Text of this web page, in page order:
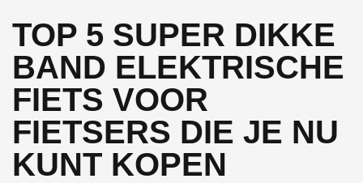
TOP 5 SUPER DIKKE
BAND ELEKTRISCHE
FIETS VOOR
FIETSERS DIE JE NU
KUNT KOPEN